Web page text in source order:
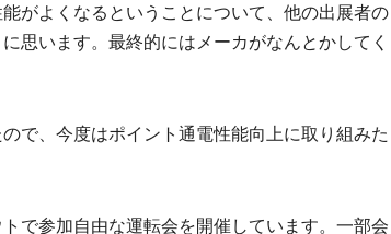
がよくなるということについて、他の出展者の
思います。最終的にはメーカがなんとかしてく
で、今度はポイント通電性能向上に取り組みた
で参加自由な運転会を開催しています。一部会